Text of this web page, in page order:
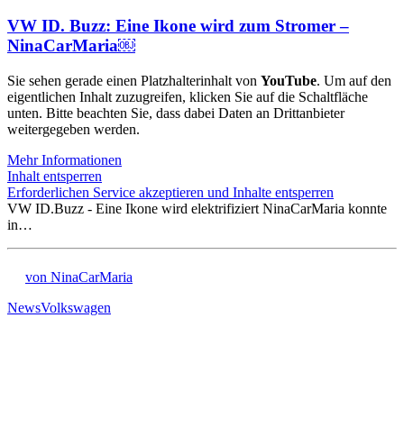
VW ID. Buzz: Eine Ikone wird zum Stromer –
NinaCarMaria￼
Sie sehen gerade einen Platzhalterinhalt von YouTube. Um auf den
eigentlichen Inhalt zuzugreifen, klicken Sie auf die Schaltfläche
unten. Bitte beachten Sie, dass dabei Daten an Drittanbieter
weitergegeben werden.
Mehr Informationen
Inhalt entsperren
Erforderlichen Service akzeptieren und Inhalte entsperren
VW ID.Buzz - Eine Ikone wird elektrifiziert NinaCarMaria konnte
in…
von NinaCarMaria
NewsVolkswagen